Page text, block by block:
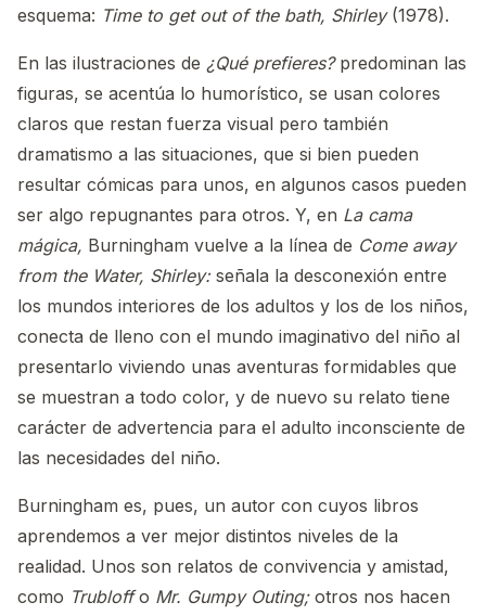
esquema: Time to get out of the bath, Shirley(1978).
En las ilustraciones de ¿Qué prefieres? predominan las
figuras, se acentúa lo humorístico, se usan colores
claros que restan fuerza visual pero también
dramatismo a las situaciones, que si bien pueden
resultar cómicas para unos, en algunos casos pueden
ser algo repugnantes para otros. Y, en La cama
mágica, Burningham vuelve a la línea de Come away
from the Water, Shirley: señala la desconexión entre
los mundos interiores de los adultos y los de los niños,
conecta de lleno con el mundo imaginativo del niño al
presentarlo viviendo unas aventuras formidables que
se muestran a todo color, y de nuevo su relato tiene
carácter de advertencia para el adulto inconsciente de
las necesidades del niño.
Burningham es, pues, un autor con cuyos libros
aprendemos a ver mejor distintos niveles de la
realidad. Unos son relatos de convivencia y amistad,
como Trubloffo Mr. Gumpy Outing; otros nos hacen